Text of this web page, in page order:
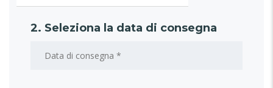
2. Seleziona la data di consegna